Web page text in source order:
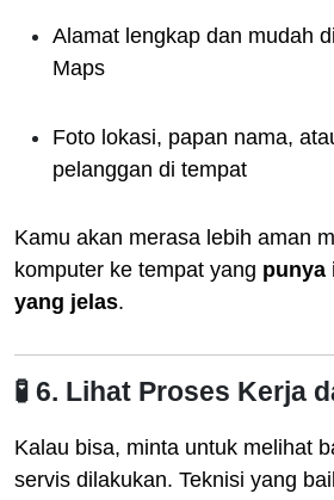
Alamat lengkap dan mudah
Maps
Foto lokasi, papan nama,
pelanggan di tempat
Kamu akan merasa lebih aman
komputer ke tempat yang punya
yang jelas.
🧪 6. Lihat Proses Kerja
Kalau bisa, minta untuk melihat
servis dilakukan. Teknisi yang